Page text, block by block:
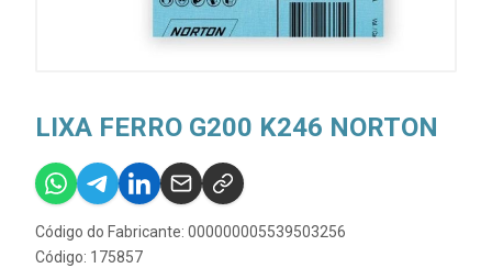
LIXA FERRO G200 K246 NORTON
Código do Fabricante: 000000005539503256
Código: 175857